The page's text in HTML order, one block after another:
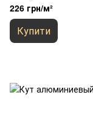
226 грн/м²
Купити